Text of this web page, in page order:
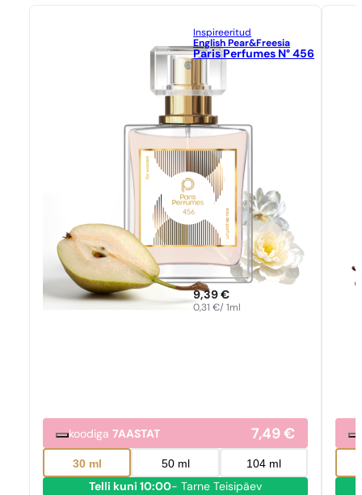
Inspireeritud
English Pear&Freesia
Paris Perfumes N° 456
9,39€
0,31€/ 1ml
koodiga7AASTAT 7,49€
30 ml 50 ml 104 ml
Telli kuni 10:00- Tarne Teisipäev